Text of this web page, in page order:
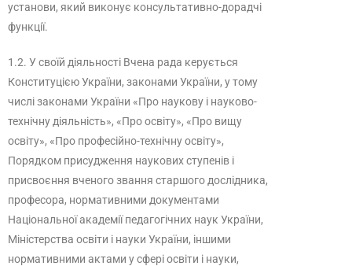
установи, який виконує консультативно-дорадчі
функції.
1.2. У своїй діяльності Вчена рада керується
Конституцією України, законами України, у тому
числі законами України «Про наукову і науково-
технічну діяльність», «Про освіту», «Про вищу
освіту», «Про професійно-технічну освіту»,
Порядком присудження наукових ступенів і
присвоєння вченого звання старшого дослідника,
професора, нормативними документами
Національної академії педагогічних наук України,
Міністерства освіти і науки України, іншими
нормативними актами у сфері освіти і науки,